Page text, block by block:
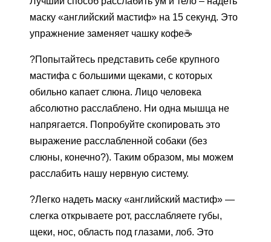
маску «английский мастиф» на 15 секунд. Это
упражнение заменяет чашку кофе☕️
?Попытайтесь представить себе крупного
мастифа с большими щеками, с которых
обильно капает слюна. Лицо человека
абсолютно расслаблено. Ни одна мышца не
напрягается. Попробуйте скопировать это
выражение расслабленной собаки (без
слюны, конечно?). Таким образом, мы можем
расслабить нашу нервную систему.
?Легко надеть маску «английский мастиф» —
слегка открываете рот, расслабляете губы,
щеки, нос, область под глазами, лоб. Это